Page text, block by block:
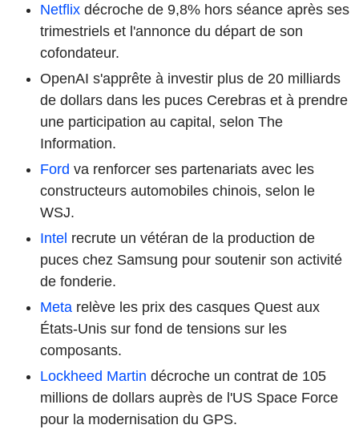
Netflix décroche de 9,8% hors séance après ses
trimestriels et l'annonce du départ de son
cofondateur.
OpenAI s'apprête à investir plus de 20 milliards
de dollars dans les puces Cerebras et à prendre
une participation au capital, selon The
Information.
Ford va renforcer ses partenariats avec les
constructeurs automobiles chinois, selon le
WSJ.
Intel recrute un vétéran de la production de
puces chez Samsung pour soutenir son activité
de fonderie.
Meta relève les prix des casques Quest aux
États-Unis sur fond de tensions sur les
composants.
Lockheed Martin décroche un contrat de 105
millions de dollars auprès de l'US Space Force
pour la modernisation du GPS.